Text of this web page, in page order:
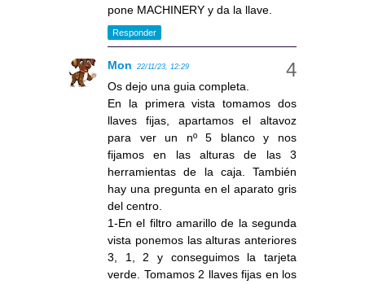
pone MACHINERY y da la llave.
Responder
Mon 22/11/23, 12:29
Os dejo una guia completa.
En la primera vista tomamos dos
llaves fijas, apartamos el altavoz
para ver un nº 5 blanco y nos
fijamos en las alturas de las 3
herramientas de la caja. También
hay una pregunta en el aparato gris
del centro.
1-En el filtro amarillo de la segunda
vista ponemos las alturas anteriores
3, 1, 2 y conseguimos la tarjeta
verde. Tomamos 2 llaves fijas en los